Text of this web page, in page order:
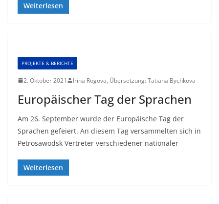
Weiterlesen
PROJEKTE & BERICHTE
2. Oktober 2021 Irina Rogova, Übersetzung: Tatiana Bychkova
Europäischer Tag der Sprachen
Am 26. September wurde der Europäische Tag der
Sprachen gefeiert. An diesem Tag versammelten sich in
Petrosawodsk Vertreter verschiedener nationaler
Weiterlesen